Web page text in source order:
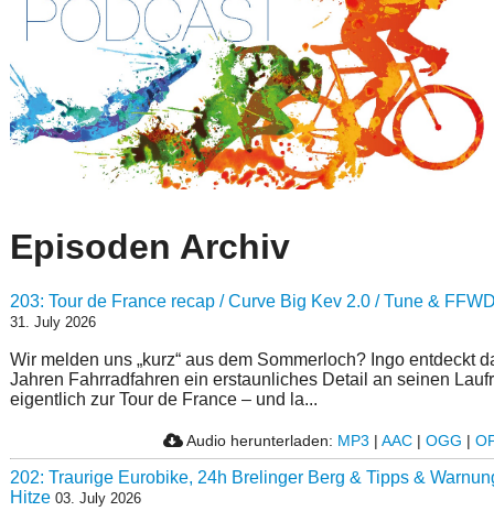
Episoden Archiv
203: Tour de France recap / Curve Big Kev 2.0 / Tune &
31. July 2026
Wir melden uns „kurz“ aus dem Sommerloch? Ingo entdeckt
Jahren Fahrradfahren ein erstaunliches Detail an seinen
eigentlich zur Tour de France – und la...
Audio herunterladen: MP3 | AAC| OGG |
202: Traurige Eurobike, 24h Brelinger Berg & Tipps &
Hitze 03. July 2026